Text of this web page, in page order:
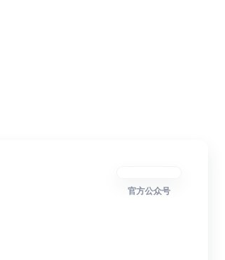
官方公众号